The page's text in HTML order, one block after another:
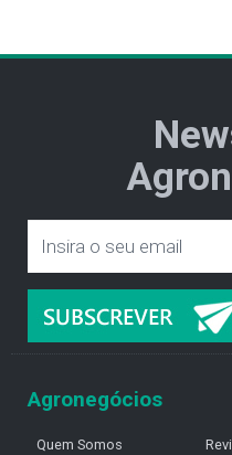
Agronegócios
Quem Somos